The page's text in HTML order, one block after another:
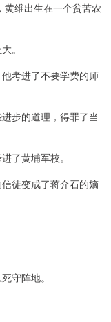
维出生在一个贫苦农
。
考进了不要学费的师
步的道理，得罪了当
了黄埔军校。
徒变成了蒋介石的嫡
守阵地。